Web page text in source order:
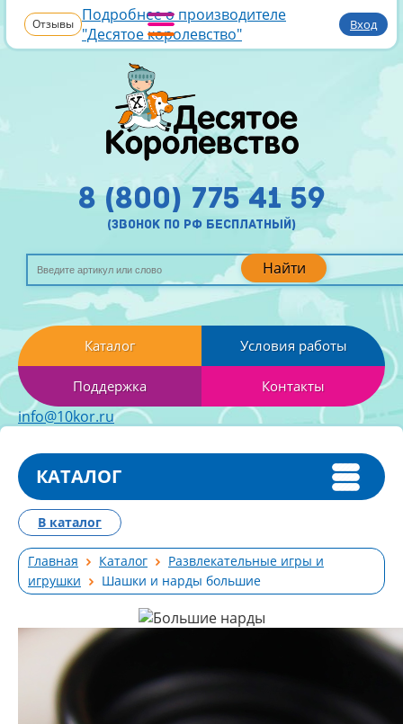
Отзывы Подробнее о производителе
"Десятое королевство"
Вход
Найти
8 (800) 775 41 59
(звонок по рф бесплатный)
Каталог Условия работы
Поддержка Контакты
info@10kor.ru
КАТАЛОГ
Главная Каталог
Развлекательные игры и
игрушки
Шашки и нарды большие
В каталог